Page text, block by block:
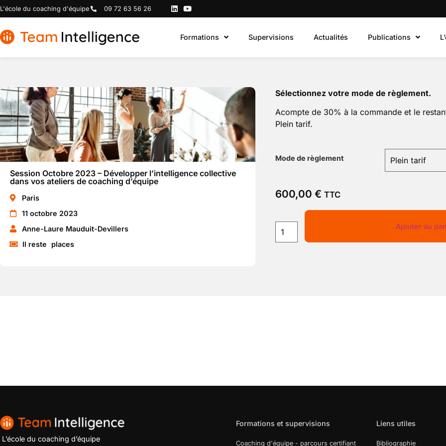
L'école du coaching d'équipe 09 72 63 56 26
Formations Supervisions Actualités Publications
Session Octobre 2023 – Développer l’intelligence collective
dans vos ateliers de coaching d’équipe
Paris
11 octobre 2023
Anne-Laure Mauduit-Devillers
Il reste
places
Sélectionnez votre mode de règlement.
Acompte de 30% à la commande et le
Plein tarif.
Mode de règlement
600,00 € TTC
Ajouter au
L’école du coaching d’équipe
Formations et supervisions
Coaching d'équipe - parcours certifiant
Liens utiles
Bibliographie